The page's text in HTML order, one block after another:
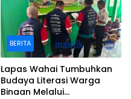
BERITA
Lapas Wahai Tumbuhkan
Budaya Literasi Warga
Binaan Melalui